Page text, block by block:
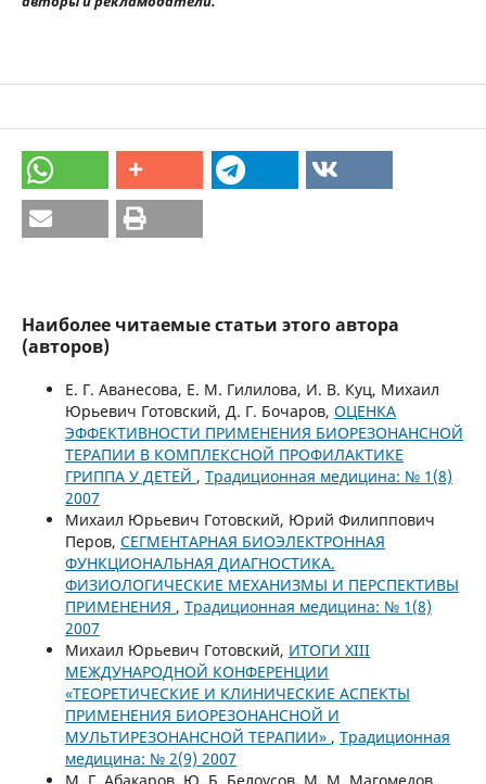
Наиболее читаемые статьи этого автора
(авторов)
Е. Г. Аванесова, Е. М. Гилилова, И. В. Куц, Михаил
Юрьевич Готовский, Д. Г. Бочаров, ОЦЕНКА
ЭФФЕКТИВНОСТИ ПРИМЕНЕНИЯ БИОРЕЗОНАНСНОЙ
ТЕРАПИИ В КОМПЛЕКСНОЙ ПРОФИЛАКТИКЕ
ГРИППА У ДЕТЕЙ , Традиционная медицина: № 1(8)
2007
Михаил Юрьевич Готовский, Юрий Филиппович
Перов, СЕГМЕНТАРНАЯ БИОЭЛЕКТРОННАЯ
ФУНКЦИОНАЛЬНАЯ ДИАГНОСТИКА.
ФИЗИОЛОГИЧЕСКИЕ МЕХАНИЗМЫ И ПЕРСПЕКТИВЫ
ПРИМЕНЕНИЯ , Традиционная медицина: № 1(8)
2007
Михаил Юрьевич Готовский, ИТОГИ XIII
МЕЖДУНАРОДНОЙ КОНФЕРЕНЦИИ
«ТЕОРЕТИЧЕСКИЕ И КЛИНИЧЕСКИЕ АСПЕКТЫ
ПРИМЕНЕНИЯ БИОРЕЗОНАНСНОЙ И
МУЛЬТИРЕЗОНАНСНОЙ ТЕРАПИИ» , Традиционная
медицина: № 2(9) 2007